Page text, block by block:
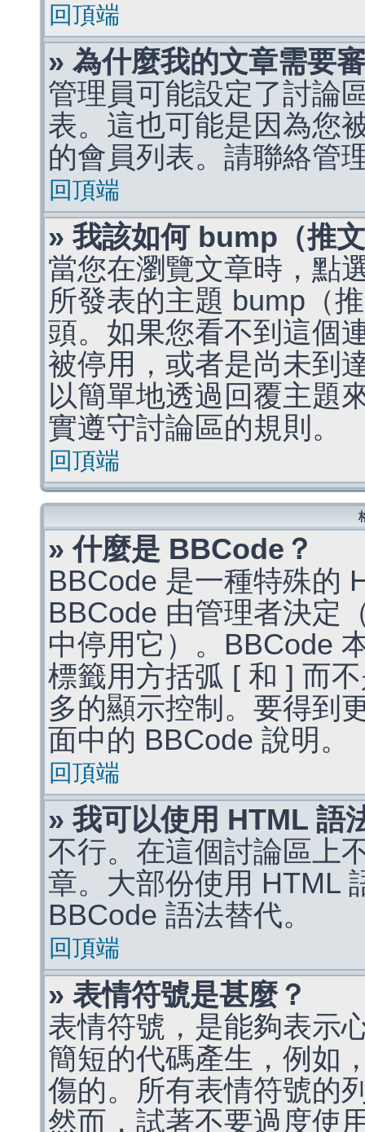
回頂端
» 為什麼我的文章需要
管理員可能設定了討論
表。這也可能是因為您
的會員列表。請聯絡管
回頂端
» 我該如何 bump（推
當您在瀏覽文章時，點
所發表的主題 bump（
頭。如果您看不到這個
被停用，或者是尚未到
以簡單地透過回覆主題
實遵守討論區的規則。
回頂端
» 什麼是 BBCode？
BBCode 是一種特殊的
BBCode 由管理者決定
中停用它）。BBCode
標籤用方括弧 [ 和 ] 而
多的顯示控制。要得到
面中的 BBCode 說明。
回頂端
» 我可以使用 HTML 語
不行。在這個討論區上
章。大部份使用 HTML
BBCode 語法替代。
回頂端
» 表情符號是甚麼？
表情符號，是能夠表示
簡短的代碼產生，例如
傷的。所有表情符號的
然而，試著不要過度使